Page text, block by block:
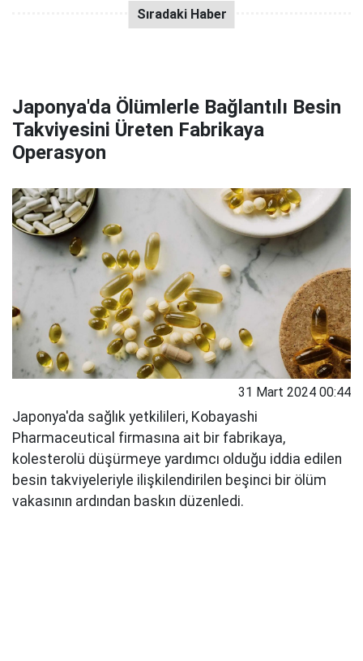
Japonya'da Ölümlerle Bağlantılı Besin
Takviyesini Üreten Fabrikaya
Operasyon
31 Mart 2024 00:44
Japonya'da sağlık yetkilileri, Kobayashi
Pharmaceutical firmasına ait bir fabrikaya,
kolesterolü düşürmeye yardımcı olduğu iddia edilen
besin takviyeleriyle ilişkilendirilen beşinci bir ölüm
vakasının ardından baskın düzenledi.